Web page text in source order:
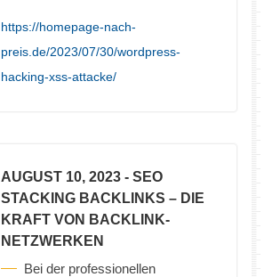
https://homepage-nach-
preis.de/2023/07/30/wordpress-
hacking-xss-attacke/
AUGUST 10, 2023 - SEO
STACKING BACKLINKS – DIE
KRAFT VON BACKLINK-
NETZWERKEN
Bei der professionellen